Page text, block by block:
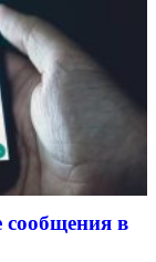
сообщения в